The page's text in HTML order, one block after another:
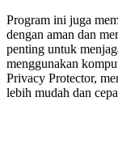
Program ini juga
dengan aman dan
penting untuk
menggunakan
Privacy Protector,
lebih mudah dan